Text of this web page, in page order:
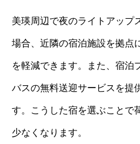
美瑛周辺で夜のライトアップ
場合、近隣の宿泊施設を拠点
を軽減できます。また、宿泊
バスの無料送迎サービスを提
す。こうした宿を選ぶことで
少なくなります。